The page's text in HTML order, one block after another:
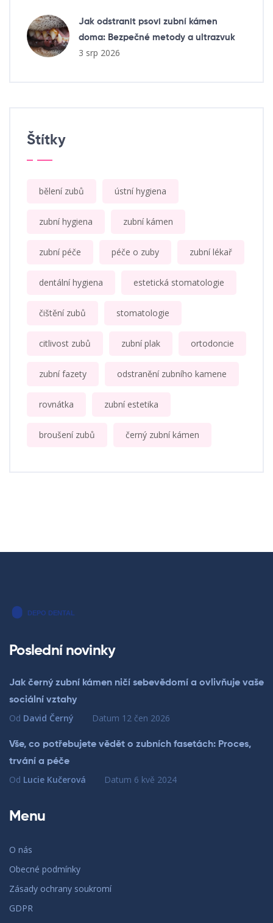
Jak odstranit psovi zubní kámen
doma: Bezpečné metody a ultrazvuk
3 srp 2026
Štítky
bělení zubů ústní hygiena
zubní hygiena zubní kámen
zubní péče péče o zuby zubní lékař
dentální hygiena estetická stomatologie
čištění zubů stomatologie
citlivost zubů zubní plak ortodoncie
zubní fazety odstranění zubního kamene
rovnátka zubní estetika
broušení zubů černý zubní kámen
Poslední novinky
Jak černý zubní kámen ničí sebevědomí a ovlivňuje vaše
sociální vztahy
Od David Černý Datum 12 čen 2026
Vše, co potřebujete vědět o zubních fasetách: Proces,
trvání a péče
Od Lucie Kučerová Datum 6 kvě 2024
Menu
O nás
Obecné podmínky
Zásady ochrany soukromí
GDPR